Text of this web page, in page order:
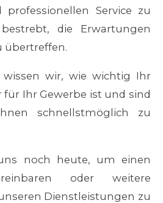
professionellen Service zu
die Erwartungen
übertreffen.
wissen wir, wie wichtig Ihr
für Ihr Gewerbe ist und sind
schnellstmöglich zu
noch heute, um einen
oder weitere
Dienstleistungen zu